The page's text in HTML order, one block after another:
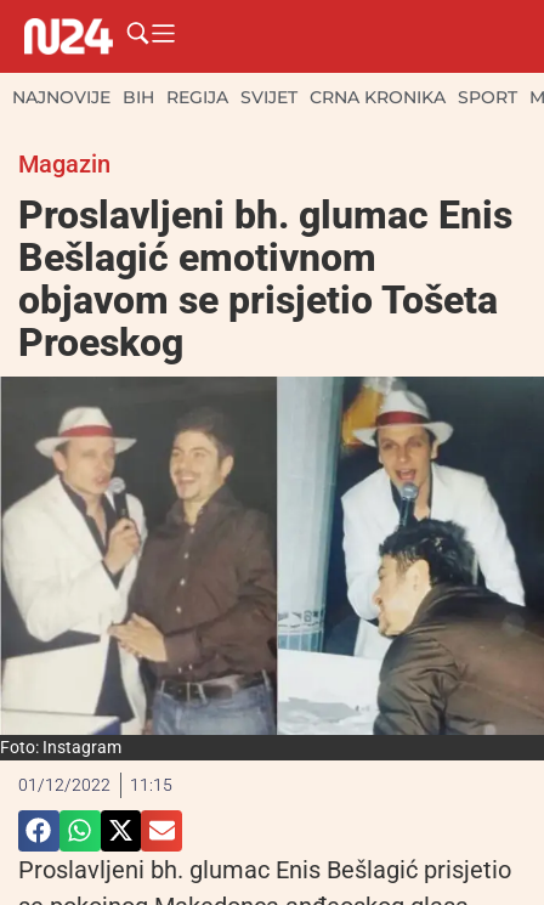
NAJNOVIJE BIH REGIJA SVIJET CRNA KRONIKA SPORT
Magazin
Proslavljeni bh. glumac Enis
Bešlagić emotivnom
objavom se prisjetio Tošeta
Proeskog
Foto: Instagram
01/12/2022
11:15
Proslavljeni bh. glumac Enis Bešlagić prisjetio